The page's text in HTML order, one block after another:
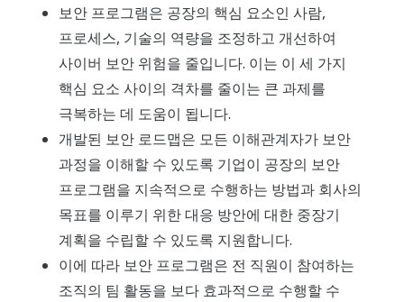
보안 프로그램은 공장의 핵심 요소인 사람,
프로세스, 기술의 역량을 조정하고 개선하여
사이버 보안 위험을 줄입니다. 이는 이 세 가지
핵심 요소 사이의 격차를 줄이는 큰 과제를
극복하는 데 도움이 됩니다.
개발된 보안 로드맵은 모든 이해관계자가 보안
과정을 이해할 수 있도록 기업이 공장의 보안
프로그램을 지속적으로 수행하는 방법과 회사의
목표를 이루기 위한 대응 방안에 대한 중장기
계획을 수립할 수 있도록 지원합니다.
이에 따라 보안 프로그램은 전 직원이 참여하는
조직의 팀 활동을 보다 효과적으로 수행할 수